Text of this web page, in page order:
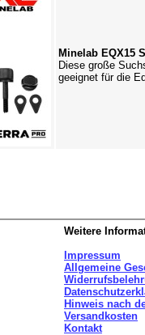
Minelab EQX15
Diese große
geeignet für die
Weitere
Impressum
Allgemeine
Hinweis nach
Versandkosten
Kontakt